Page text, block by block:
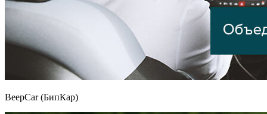
BeepCar (БипКар)